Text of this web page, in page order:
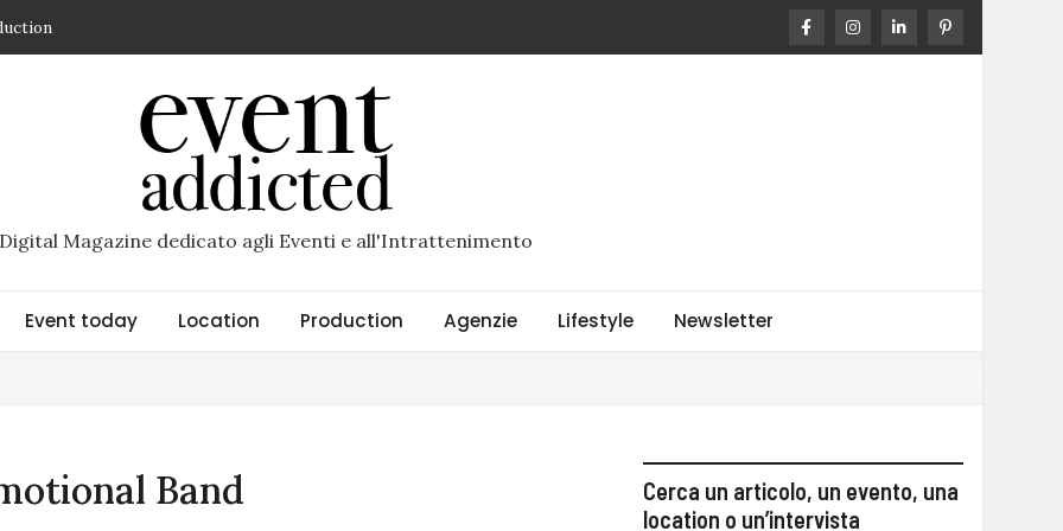
che diventa esperienza
di Torino un’esperienza immersiva racconta il nuovo
Digital Magazine dedicato agli Eventi e all'Intrattenimento
Event today Location Production Agenzie Lifestyle Newsletter
Band
Cerca un articolo, un evento, una
location o un’intervista